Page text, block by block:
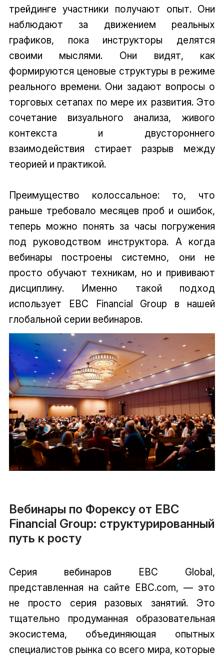
трейдинге участники получают опыт. Они
наблюдают за движением реальных
графиков, пока инструкторы делятся
своими мыслями. Они видят, как
формируются ценовые структуры в режиме
реального времени. Они задают вопросы о
торговых сетапах по мере их развития. Это
сочетание визуального анализа, живого
контекста и двустороннего
взаимодействия стирает разрыв между
теорией и практикой.
Преимущество колоссальное: то, что
раньше требовало месяцев проб и ошибок,
теперь можно понять за часы погружения
под руководством инструктора. А когда
вебинары построены системно, они не
просто обучают техникам, но и прививают
дисциплину. Именно такой подход
использует EBC Financial Group в нашей
глобальной серии вебинаров.
Вебинары по Форексу от EBC
Financial Group: структурированный
путь к росту
Серия вебинаров EBC Global,
представленная на сайте EBC.com, — это
не просто серия разовых занятий. Это
тщательно продуманная образовательная
экосистема, объединяющая опытных
специалистов рынка со всего мира, которые